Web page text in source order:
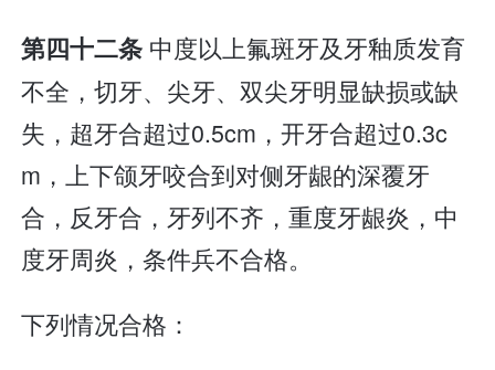
第四十二条 中度以上氟斑牙及牙釉质发育
不全，切牙、尖牙、双尖牙明显缺损或缺
失，超牙合超过0.5cm，开牙合超过0.3c
m，上下颌牙咬合到对侧牙龈的深覆牙
合，反牙合，牙列不齐，重度牙龈炎，中
度牙周炎，条件兵不合格。
下列情况合格：